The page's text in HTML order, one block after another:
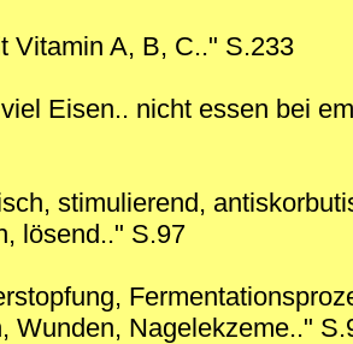
Vitamin A, B, C.." S.233
Eisen.. nicht essen bei
stimulierend,
lösend.." S.97
Wunden, Nagelekzeme.."